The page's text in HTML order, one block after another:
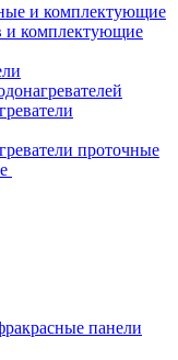
и комплектующие
и комплектующие
проточные
панели